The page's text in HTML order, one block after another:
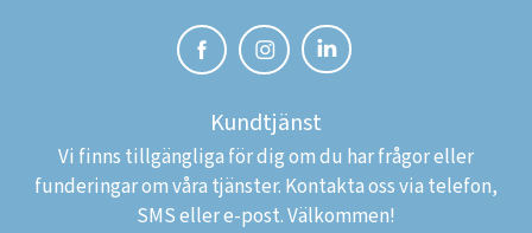
Kundtjänst
Vi finns tillgängliga för dig om du har frågor eller
funderingar om våra tjänster. Kontakta oss via telefon,
SMS eller e-post. Välkommen!